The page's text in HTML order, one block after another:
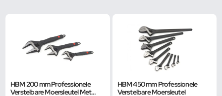
HBM 200 mm Professionele
Verstelbare Moersleutel Met
HBM 450 mm Professionele
Verstelbare Moersleutel